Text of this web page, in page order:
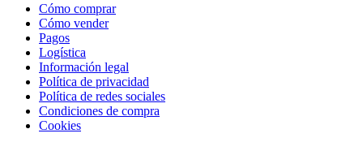
Cómo comprar
Cómo vender
Pagos
Logística
Información legal
Política de privacidad
Política de redes sociales
Condiciones de compra
Cookies